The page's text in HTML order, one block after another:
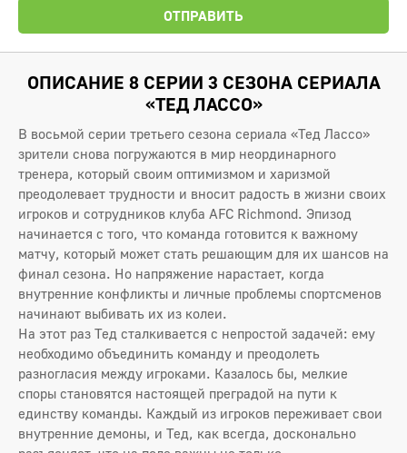
ОТПРАВИТЬ
ОПИСАНИЕ 8 СЕРИИ 3 СЕЗОНА СЕРИАЛА
«ТЕД ЛАССО»
В восьмой серии третьего сезона сериала «Тед Лассо»
зрители снова погружаются в мир неординарного
тренера, который своим оптимизмом и харизмой
преодолевает трудности и вносит радость в жизни своих
игроков и сотрудников клуба AFC Richmond. Эпизод
начинается с того, что команда готовится к важному
матчу, который может стать решающим для их шансов на
финал сезона. Но напряжение нарастает, когда
внутренние конфликты и личные проблемы спортсменов
начинают выбивать их из колеи.
На этот раз Тед сталкивается с непростой задачей: ему
необходимо объединить команду и преодолеть
разногласия между игроками. Казалось бы, мелкие
споры становятся настоящей преградой на пути к
единству команды. Каждый из игроков переживает свои
внутренние демоны, и Тед, как всегда, досконально